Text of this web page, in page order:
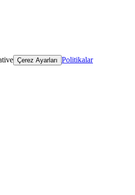
Çerez Ayarları Politikalar